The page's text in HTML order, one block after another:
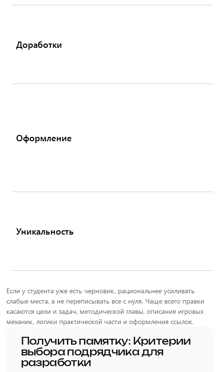
Доработки
Оформление
Уникальность
Если у студента уже есть черновик, рациональнее усиливать
слабые места, а не переписывать все с нуля. Чаще всего правки
касаются цели и задач, методической главы, описания игровых
механик, логики практической части и оформления ссылок.
Получить памятку: Критерии
выбора подрядчика для
разработки